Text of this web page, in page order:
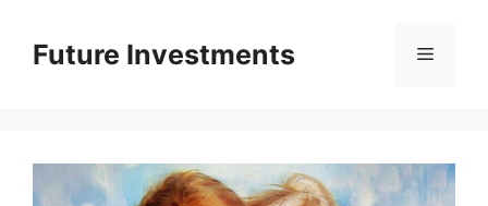
вмістуFuture Investments Меню